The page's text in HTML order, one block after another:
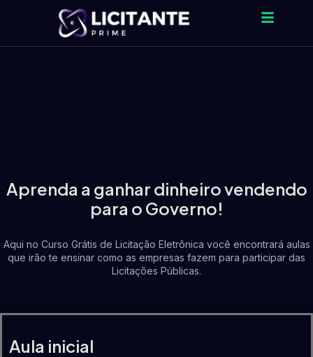
Aprenda a ganhar dinheiro vendendo
para o Governo!
Aqui no Curso Grátis de Licitação Eletrônica você encontrará aulas
que irão te ensinar como as empresas fazem para participar das
Licitações Públicas.
Aula inicial